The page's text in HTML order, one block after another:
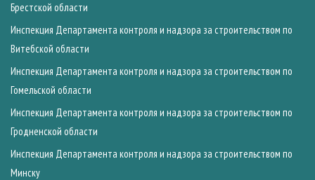
Брестской области
Инспекция Департамента контроля и надзора за строительством по
Витебской области
Инспекция Департамента контроля и надзора за строительством по
Гомельской области
Инспекция Департамента контроля и надзора за строительством по
Гродненской области
Инспекция Департамента контроля и надзора за строительством по
Минску